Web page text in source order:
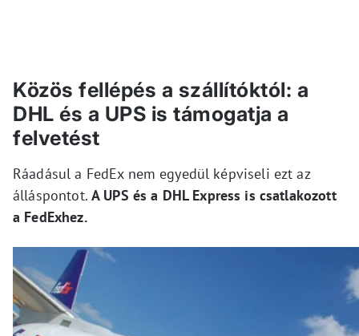
Közös fellépés a szállítóktól: a
DHL és a UPS is támogatja a
felvetést
Ráadásul a FedEx nem egyedül képviseli ezt az
álláspontot. A UPS és a DHL Express is csatlakozott
a FedExhez.